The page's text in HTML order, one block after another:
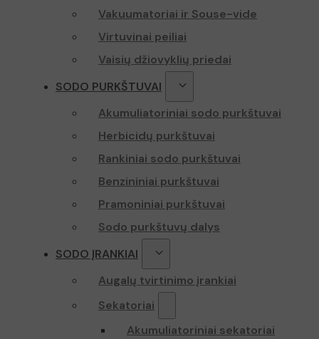
Vakuumatoriai ir Souse-vide
Virtuvinai peiliai
Vaisių džiovyklių priedai
SODO PURKŠTUVAI
Akumuliatoriniai sodo purkštuvai
Herbicidų purkštuvai
Rankiniai sodo purkštuvai
Benzininiai purkštuvai
Pramoniniai purkštuvai
Sodo purkštuvų dalys
SODO ĮRANKIAI
Augalų tvirtinimo įrankiai
Sekatoriai
Akumuliatoriniai sekatoriai